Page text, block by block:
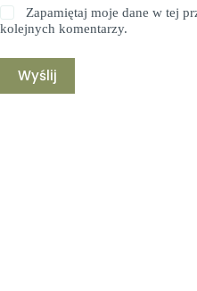
Zapamiętaj moje dane w tej
kolejnych komentarzy.
Wyślij